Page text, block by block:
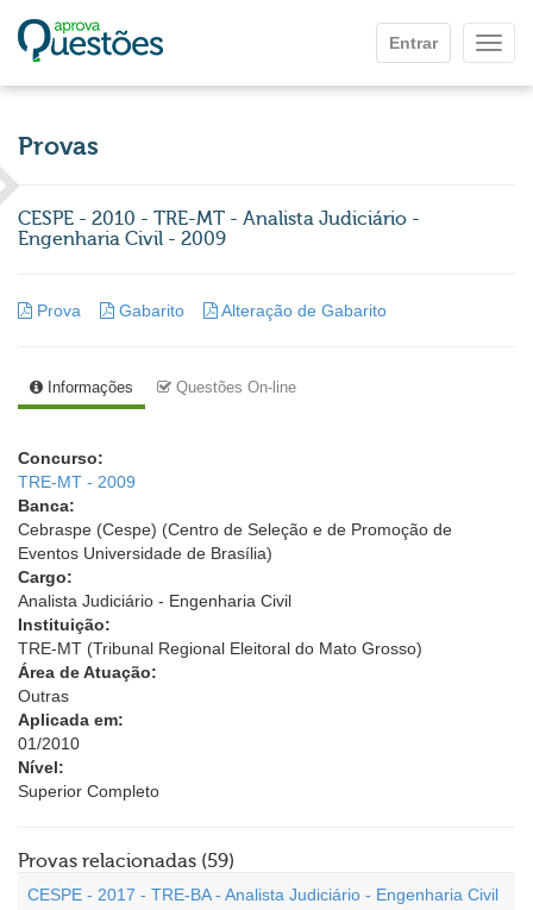
Entrar
Provas
CESPE - 2010 - TRE-MT - Analista Judiciário -
Engenharia Civil - 2009
Prova Gabarito Alteração de Gabarito
Informações Questões On-line
Concurso:
TRE-MT - 2009
Banca:
Cebraspe (Cespe) (Centro de Seleção e de Promoção de
Eventos Universidade de Brasília)
Cargo:
Analista Judiciário - Engenharia Civil
Instituição:
TRE-MT (Tribunal Regional Eleitoral do Mato Grosso)
Área de Atuação:
Outras
Aplicada em:
01/2010
Nível:
Superior Completo
Provas relacionadas (59)
CESPE - 2017 - TRE-BA - Analista Judiciário - Engenharia Civil